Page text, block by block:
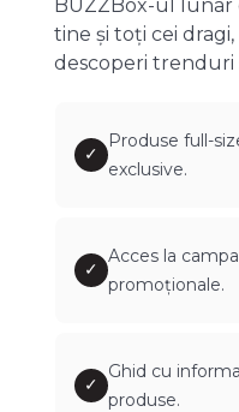
BUZZBox-ul
tine și toți cei
descoperi trenduri
✓
Produse full-
exclusive.
✓
Acces la
promoționale.
✓
Ghid cu
produse.